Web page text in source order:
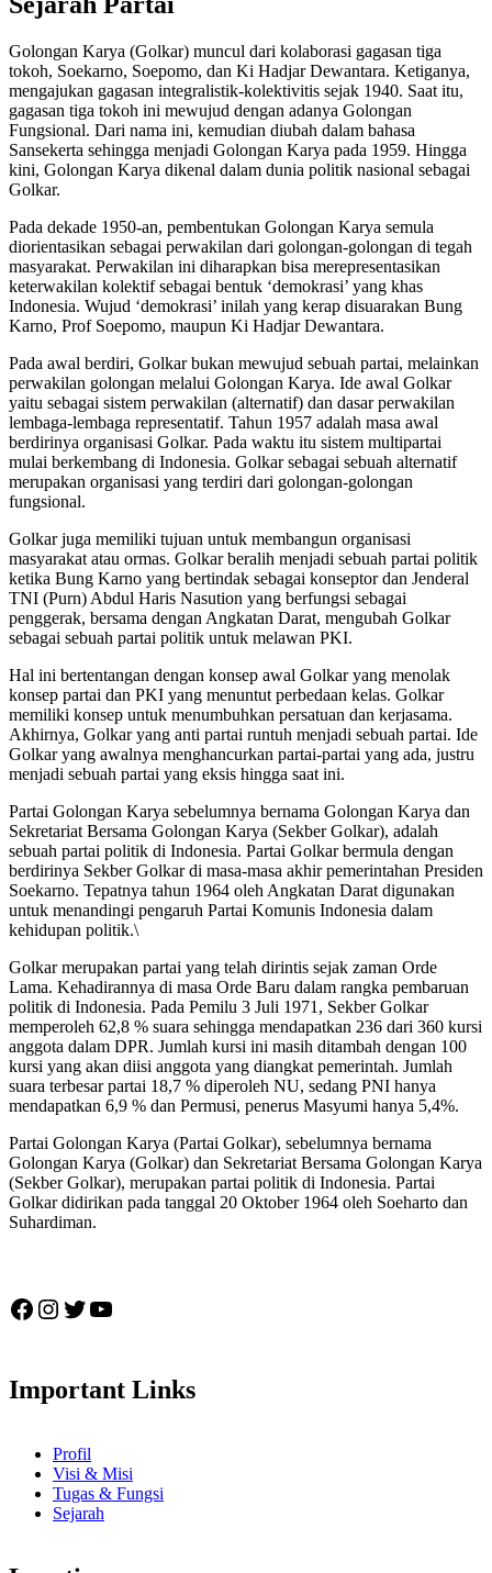
Golongan Karya (Golkar) muncul dari kolaborasi gagasan tiga
tokoh, Soekarno, Soepomo, dan Ki Hadjar Dewantara. Ketiganya,
mengajukan gagasan integralistik-kolektivitis sejak 1940. Saat itu,
gagasan tiga tokoh ini mewujud dengan adanya Golongan
Fungsional. Dari nama ini, kemudian diubah dalam bahasa
Sansekerta sehingga menjadi Golongan Karya pada 1959. Hingga
kini, Golongan Karya dikenal dalam dunia politik nasional sebagai
Golkar.
Pada dekade 1950-an, pembentukan Golongan Karya semula
diorientasikan sebagai perwakilan dari golongan-golongan di tegah
masyarakat. Perwakilan ini diharapkan bisa merepresentasikan
keterwakilan kolektif sebagai bentuk ‘demokrasi’ yang khas
Indonesia. Wujud ‘demokrasi’ inilah yang kerap disuarakan Bung
Karno, Prof Soepomo, maupun Ki Hadjar Dewantara.
Pada awal berdiri, Golkar bukan mewujud sebuah partai, melainkan
perwakilan golongan melalui Golongan Karya. Ide awal Golkar
yaitu sebagai sistem perwakilan (alternatif) dan dasar perwakilan
lembaga-lembaga representatif. Tahun 1957 adalah masa awal
berdirinya organisasi Golkar. Pada waktu itu sistem multipartai
mulai berkembang di Indonesia. Golkar sebagai sebuah alternatif
merupakan organisasi yang terdiri dari golongan-golongan
fungsional.
Golkar juga memiliki tujuan untuk membangun organisasi
masyarakat atau ormas. Golkar beralih menjadi sebuah partai politik
ketika Bung Karno yang bertindak sebagai konseptor dan Jenderal
TNI (Purn) Abdul Haris Nasution yang berfungsi sebagai
penggerak, bersama dengan Angkatan Darat, mengubah Golkar
sebagai sebuah partai politik untuk melawan PKI.
Hal ini bertentangan dengan konsep awal Golkar yang menolak
konsep partai dan PKI yang menuntut perbedaan kelas. Golkar
memiliki konsep untuk menumbuhkan persatuan dan kerjasama.
Akhirnya, Golkar yang anti partai runtuh menjadi sebuah partai. Ide
Golkar yang awalnya menghancurkan partai-partai yang ada, justru
menjadi sebuah partai yang eksis hingga saat ini.
Partai Golongan Karya sebelumnya bernama Golongan Karya dan
Sekretariat Bersama Golongan Karya (Sekber Golkar), adalah
sebuah partai politik di Indonesia. Partai Golkar bermula dengan
berdirinya Sekber Golkar di masa-masa akhir pemerintahan Presiden
Soekarno. Tepatnya tahun 1964 oleh Angkatan Darat digunakan
untuk menandingi pengaruh Partai Komunis Indonesia dalam
kehidupan politik.\
Golkar merupakan partai yang telah dirintis sejak zaman Orde
Lama. Kehadirannya di masa Orde Baru dalam rangka pembaruan
politik di Indonesia. Pada Pemilu 3 Juli 1971, Sekber Golkar
memperoleh 62,8 % suara sehingga mendapatkan 236 dari 360 kursi
anggota dalam DPR. Jumlah kursi ini masih ditambah dengan 100
kursi yang akan diisi anggota yang diangkat pemerintah. Jumlah
suara terbesar partai 18,7 % diperoleh NU, sedang PNI hanya
mendapatkan 6,9 % dan Permusi, penerus Masyumi hanya 5,4%.
Partai Golongan Karya (Partai Golkar), sebelumnya bernama
Golongan Karya (Golkar) dan Sekretariat Bersama Golongan Karya
(Sekber Golkar), merupakan partai politik di Indonesia. Partai
Golkar didirikan pada tanggal 20 Oktober 1964 oleh Soeharto dan
Suhardiman.
Facebook
Instagram
Twitter
YouTube
Important Links
Profil
Visi & Misi
Tugas & Fungsi
Sejarah